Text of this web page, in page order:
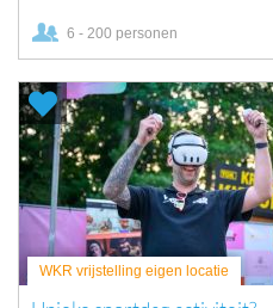
6 - 200 personen
WKR vrijstelling eigen locatie